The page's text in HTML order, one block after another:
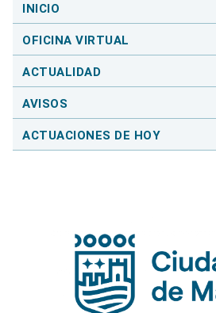
INICIO
OFICINA VIRTUAL
ACTUALIDAD
AVISOS
ACTUACIONES DE HOY